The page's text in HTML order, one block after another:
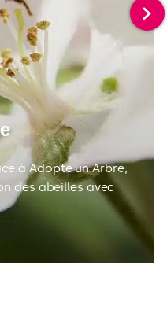
à Adopte un Arbre,
des abeilles avec